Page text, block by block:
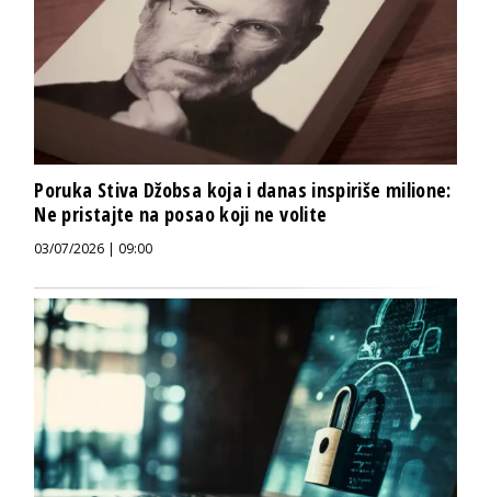
Poruka Stiva Džobsa koja i danas inspiriše milione:
Ne pristajte na posao koji ne volite
03/07/2026 | 09:00